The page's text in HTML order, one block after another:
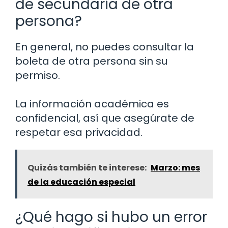
de secundaria de otra
persona?
En general, no puedes consultar la
boleta de otra persona sin su
permiso.
La información académica es
confidencial, así que asegúrate de
respetar esa privacidad.
Quizás también te interese: Marzo: mes
de la educación especial
¿Qué hago si hubo un error